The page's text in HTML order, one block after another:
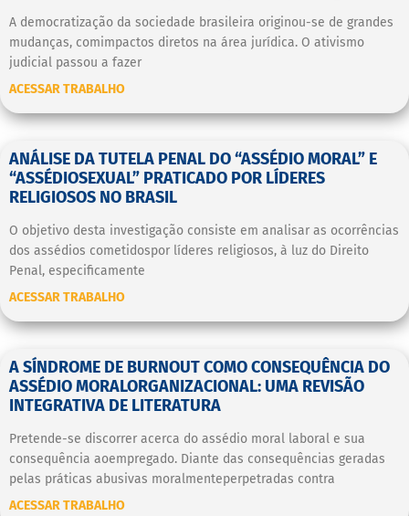
A democratização da sociedade brasileira originou-se de grandes
mudanças, comimpactos diretos na área jurídica. O ativismo
judicial passou a fazer
ACESSAR TRABALHO
ANÁLISE DA TUTELA PENAL DO “ASSÉDIO MORAL” E
“ASSÉDIOSEXUAL” PRATICADO POR LÍDERES
RELIGIOSOS NO BRASIL
O objetivo desta investigação consiste em analisar as ocorrências
dos assédios cometidospor líderes religiosos, à luz do Direito
Penal, especificamente
ACESSAR TRABALHO
A SÍNDROME DE BURNOUT COMO CONSEQUÊNCIA DO
ASSÉDIO MORALORGANIZACIONAL: UMA REVISÃO
INTEGRATIVA DE LITERATURA
Pretende-se discorrer acerca do assédio moral laboral e sua
consequência aoempregado. Diante das consequências geradas
pelas práticas abusivas moralmenteperpetradas contra
ACESSAR TRABALHO